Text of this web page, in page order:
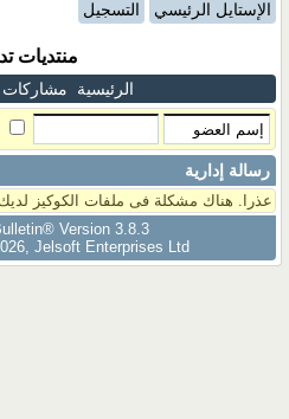
الإستايل الرئيسي التسجيل
منتديات
الرئيسية مشاركات
رسالة إدارية
عذرا. هناك مشكلة فى ملفات الكوكيز
Version 3.8.3
Jelsoft Enterprises Ltd.